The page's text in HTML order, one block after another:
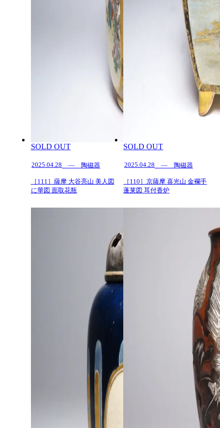
SOLD OUT
2025.04.28 — 陶磁器
［111］薩摩 大谷亮山 美人図
に華図 面取花瓶
SOLD OUT
2025.04.28 — 陶磁器
［110］京薩摩 喜光山 金襴手
蓬莱図 耳付香炉